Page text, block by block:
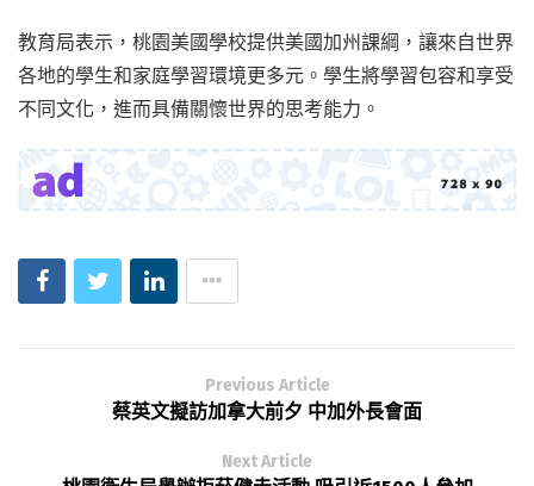
教育局表示，桃園美國學校提供美國加州課綱，讓來自世界
各地的學生和家庭學習環境更多元。學生將學習包容和享受
不同文化，進而具備關懷世界的思考能力。
Previous Article
蔡英文擬訪加拿大前夕 中加外長會面
Next Article